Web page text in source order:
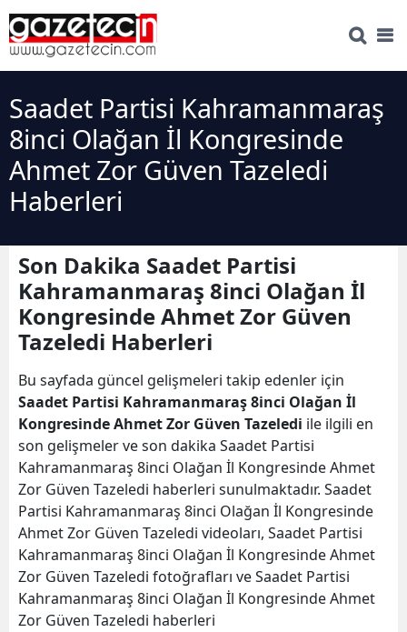
Saadet Partisi Kahramanmaraş
8inci Olağan İl Kongresinde
Ahmet Zor Güven Tazeledi
Haberleri
Son Dakika Saadet Partisi
Kahramanmaraş 8inci Olağan İl
Kongresinde Ahmet Zor Güven
Tazeledi Haberleri
Bu sayfada güncel gelişmeleri takip edenler için
Saadet Partisi Kahramanmaraş 8inci Olağan İl
Kongresinde Ahmet Zor Güven Tazeledi ile ilgili en
son gelişmeler ve son dakika Saadet Partisi
Kahramanmaraş 8inci Olağan İl Kongresinde Ahmet
Zor Güven Tazeledi haberleri sunulmaktadır. Saadet
Partisi Kahramanmaraş 8inci Olağan İl Kongresinde
Ahmet Zor Güven Tazeledi videoları, Saadet Partisi
Kahramanmaraş 8inci Olağan İl Kongresinde Ahmet
Zor Güven Tazeledi fotoğrafları ve Saadet Partisi
Kahramanmaraş 8inci Olağan İl Kongresinde Ahmet
Zor Güven Tazeledi haberleri